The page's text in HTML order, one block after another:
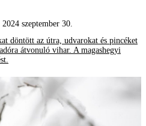
2024 szeptember 30.
döntött az útra, udvarokat és pincéket
átvonuló vihar. A magashegyi